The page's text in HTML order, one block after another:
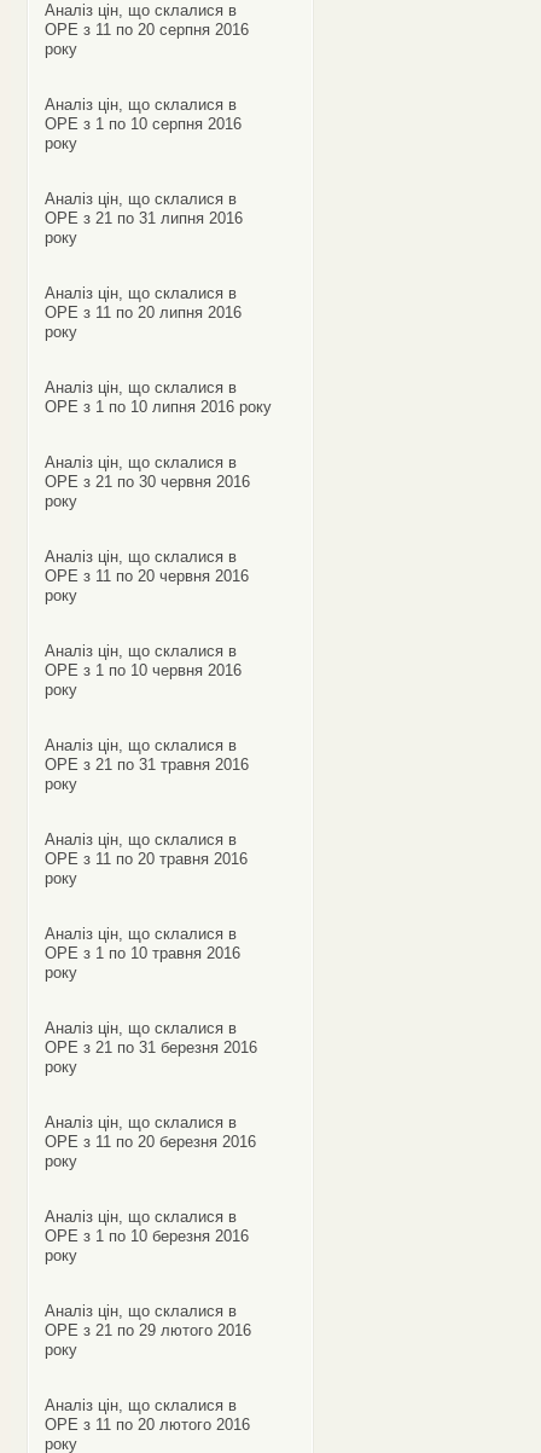
Аналіз цін, що склалися в
ОРЕ з 11 по 20 серпня 2016
року
Аналіз цін, що склалися в
ОРЕ з 1 по 10 серпня 2016
року
Аналіз цін, що склалися в
ОРЕ з 21 по 31 липня 2016
року
Аналіз цін, що склалися в
ОРЕ з 11 по 20 липня 2016
року
Аналіз цін, що склалися в
ОРЕ з 1 по 10 липня 2016 року
Аналіз цін, що склалися в
ОРЕ з 21 по 30 червня 2016
року
Аналіз цін, що склалися в
ОРЕ з 11 по 20 червня 2016
року
Аналіз цін, що склалися в
ОРЕ з 1 по 10 червня 2016
року
Аналіз цін, що склалися в
ОРЕ з 21 по 31 травня 2016
року
Аналіз цін, що склалися в
ОРЕ з 11 по 20 травня 2016
року
Аналіз цін, що склалися в
ОРЕ з 1 по 10 травня 2016
року
Аналіз цін, що склалися в
ОРЕ з 21 по 31 березня 2016
року
Аналіз цін, що склалися в
ОРЕ з 11 по 20 березня 2016
року
Аналіз цін, що склалися в
ОРЕ з 1 по 10 березня 2016
року
Аналіз цін, що склалися в
ОРЕ з 21 по 29 лютого 2016
року
Аналіз цін, що склалися в
ОРЕ з 11 по 20 лютого 2016
року